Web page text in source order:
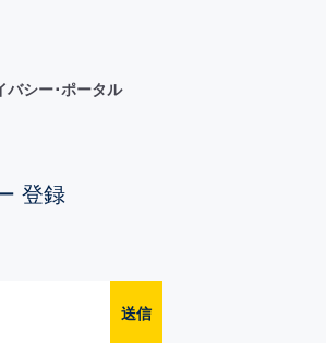
バシー･ポータル
登録
送信